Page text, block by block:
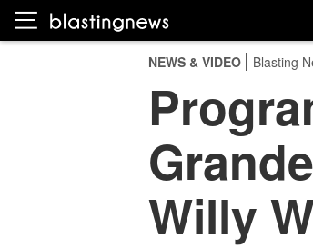
NEWS & VIDEO Blasting
Willy